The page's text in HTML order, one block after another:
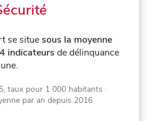
se situesous la moyenne
indicateurs de délinquance
taux pour 1 000 habitants ·
par an depuis 2016